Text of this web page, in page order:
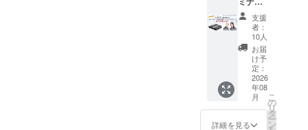
（「◯
◯さん
お誕生
日おめ
でと
う」な
ど）と
郵送
先、注
文者様
のお名
前をご
「YUR
Aサマ＆
ヒィロ
のヘド
バン後
の悩み
を軽く
するた
めの超
美容セ
ミ
支援
者：
10人
お届
け予
定：
2026
年08
月
詳細を見る
こ
の
リ
タ
ー
ン